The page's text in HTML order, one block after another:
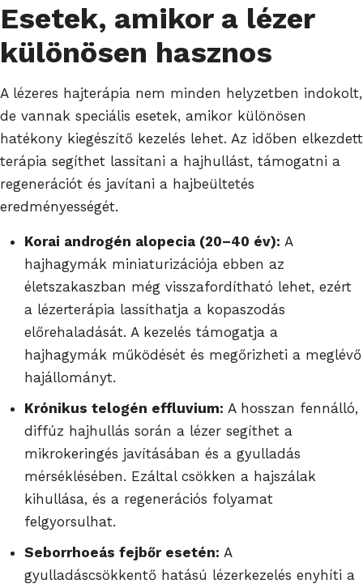
Esetek, amikor a lézer
különösen hasznos
A lézeres hajterápia nem minden helyzetben indokolt,
de vannak speciális esetek, amikor különösen
hatékony kiegészítő kezelés lehet. Az időben elkezdett
terápia segíthet lassítani a hajhullást, támogatni a
regenerációt és javítani a hajbeültetés
eredményességét.
Korai androgén alopecia (20–40 év): A
hajhagymák miniaturizációja ebben az
életszakaszban még visszafordítható lehet, ezért
a lézerterápia lassíthatja a kopaszodás
előrehaladását. A kezelés támogatja a
hajhagymák működését és megőrizheti a meglévő
hajállományt.
Krónikus telogén effluvium: A hosszan fennálló,
diffúz hajhullás során a lézer segíthet a
mikrokeringés javításában és a gyulladás
mérséklésében. Ezáltal csökken a hajszálak
kihullása, és a regenerációs folyamat
felgyorsulhat.
Seborrhoeás fejbőr esetén: A
gyulladáscsökkentő hatású lézerkezelés enyhíti a